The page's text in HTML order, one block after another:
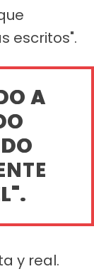
escritos".
A
y real.